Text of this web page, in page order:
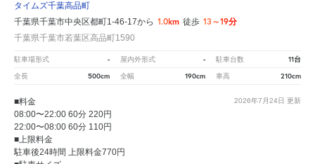
タイムズ千葉高品町
千葉県千葉市中央区都町1-46-17から 1.0km 徒歩 13～19分
千葉県千葉市若葉区高品町1590
駐車場形式 - 屋内外形式 - 駐車台数 11台
全長 500cm 全幅 190cm 車高 210cm
2026年7月24日 更新
■料金
08:00〜22:00 60分 220円
22:00〜08:00 60分 110円
■上限料金
駐車後24時間 上限料金770円